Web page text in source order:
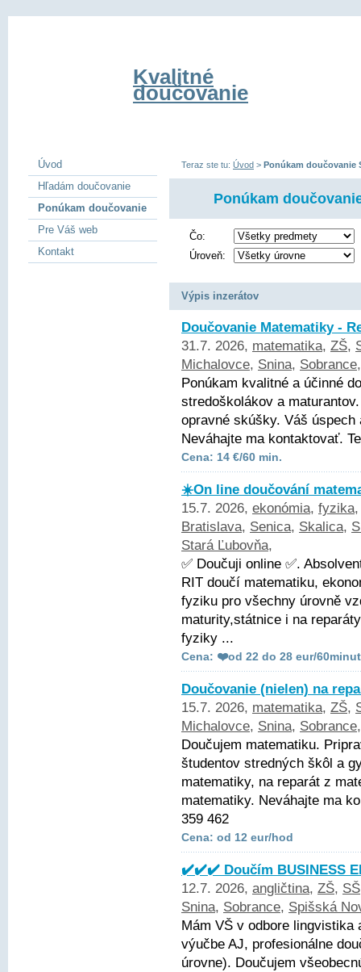
Kvalitné
doučovanie
Teraz ste tu: Úvod > Ponúkam doučovanie
Ponúkam
Čo:
Úroveň:
Výpis inzerátov
Doučovanie Matematiky -
31.7. 2026, matematika, ZŠ,
Michalovce, Snina, Sobrance
Ponúkam kvalitné a účinné
stredoškolákov a
opravné skúšky. Váš
Neváhajte ma kontaktovať.
Cena: 14 €/60 min.
☀️On line doučování
15.7. 2026, ekonómia, fyzika
Bratislava, Senica, Skalica,
Stará Ľubovňa,
✅ Doučuji online ✅.
RIT doučí matematiku,
fyziku pro všechny úrovně
maturity,státnice i na
fyziky ...
Cena: ❤️od 22 do 28 eur/
Doučovanie (nielen) na
15.7. 2026, matematika, ZŠ,
Michalovce, Snina, Sobrance
Doučujem matematiku.
študentov stredných škôl a
matematiky, na reparát z
matematiky. Neváhajte ma
359 462
Cena: od 12 eur/hod
✔️✔️✔️ Doučím BUSINESS
12.7. 2026, angličtina, ZŠ, SŠ
Snina, Sobrance, Spišská
Mám VŠ v odbore
výučbe AJ, profesionálne
úrovne). Doučujem
Úvod
Hľadám doučovanie
Ponúkam doučovanie
Pre Váš web
Kontakt